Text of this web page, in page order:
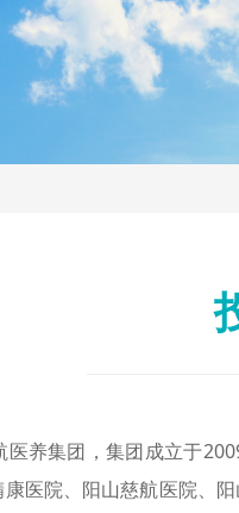
集团，集团成立于
医院、阳山慈航医院、